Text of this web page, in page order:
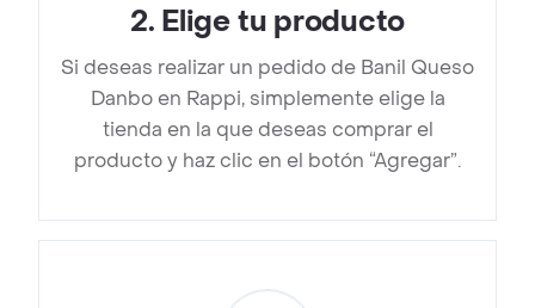
2. Elige tu producto
Si deseas realizar un pedido de Banil Queso
Danbo en Rappi, simplemente elige la
tienda en la que deseas comprar el
producto y haz clic en el botón “Agregar”.